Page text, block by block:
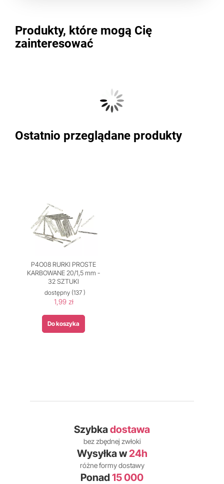
Produkty, które mogą Cię
zainteresować
Ostatnio przeglądane produkty
P4O08 RURKI PROSTE
KARBOWANE 20/1,5 mm -
32 SZTUKI
dostępny(137 )
1,99 zł
Do koszyka
Szybkadostawa
bez zbędnej zwłoki
Wysyłka w24h
różne formy dostawy
Ponad 15 000